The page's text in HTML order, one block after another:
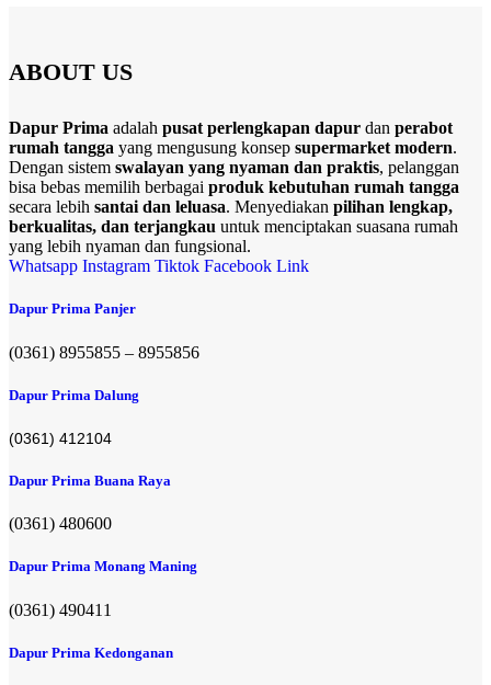
ABOUT US
Dapur Prima adalah pusat perlengkapan dapur dan perabot
rumah tangga yang mengusung konsep supermarket modern.
Dengan sistem swalayan yang nyaman dan praktis, pelanggan
bisa bebas memilih berbagai produk kebutuhan rumah tangga
secara lebih santai dan leluasa. Menyediakan pilihan lengkap,
berkualitas, dan terjangkau untuk menciptakan suasana rumah
yang lebih nyaman dan fungsional.
Whatsapp Instagram Tiktok Facebook Link
Dapur Prima Panjer
(0361) 8955855 – 8955856​
Dapur Prima Dalung
(0361) 412104
Dapur Prima Buana Raya
(0361) 480600
Dapur Prima Monang Maning
(0361) 490411​
Dapur Prima Kedonganan